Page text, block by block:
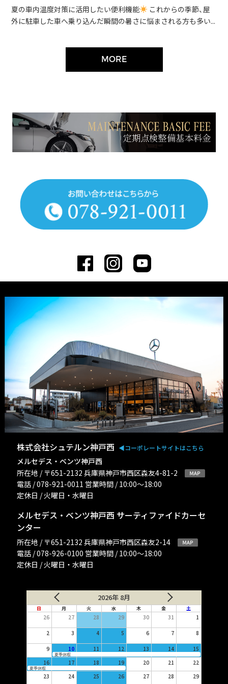
夏の車内温度対策に活用したい便利機能
これからの季節、屋
外に駐車した車へ乗り込んだ瞬間の暑さに悩まされる方も多い...
MORE
株式会社シュテルン神戸西 ◀︎コーポレートサイトはこちら
メルセデス・ベンツ神戸西
所在地 / 〒651-2132 兵庫県神戸市西区森友4-81-2
電話 / 078-921-0011 営業時間 / 10:00〜18:00
定休日 / 火曜日・水曜日
メルセデス・ベンツ神戸西 サーティファイドカーセ
ンター
所在地 / 〒651-2132 兵庫県神戸市西区森友2-14
電話 / 078-926-0100 営業時間 / 10:00〜18:00
定休日 / 火曜日・水曜日
2026年 8月
日 月 火 水 木 金 土
26 27 28 29 30 31 1
2 3 4 5 6 7 8
9 10 11 12 13 14 15
夏季休暇
16 17 18 19 20 21 22
夏季休暇
23 24 25 26 27 28 29